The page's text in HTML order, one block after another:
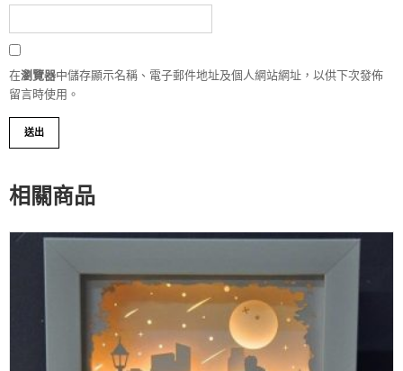
在瀏覽器中儲存顯示名稱、電子郵件地址及個人網站網址，以供下次發佈
留言時使用。
相關商品